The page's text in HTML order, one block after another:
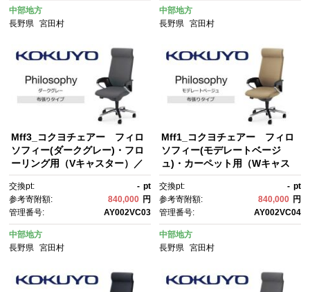
中部地方
長野県
宮田村
中部地方
長野県 宮田村
Mff3_コクヨチェアー フィロ
ソフィー(ダークグレー)・フロ
ーリング用（Vキャスター）／
めの椅子
交換pt: - pt
参考寄附額:
840,000 円
管理番号:
AY002VC03
中部地方
長野県
宮田村
Mff1_コクヨチェアー フィロ
ソフィー(モデレートベージ
ュ)・カーペット用（Wキャス
クにお勧めの椅子
交換pt: - pt
参考寄附額:
840,000 円
管理番号:
AY002VC04
中部地方
長野県 宮田村